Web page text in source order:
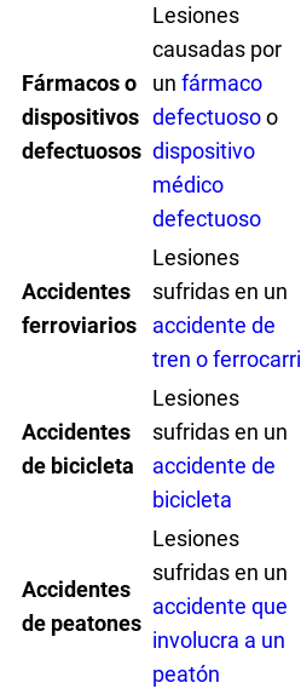
Fármacos o
dispositivos
defectuosos
Lesiones
causadas por
un fármaco
defectuosoo
dispositivo
médico
defectuoso
Accidentes
ferroviarios
Lesiones
sufridas en un
accidente de
tren o ferrocarril
Accidentes
de bicicleta
Lesiones
sufridas en un
accidente de
bicicleta
Accidentes
de peatones
Lesiones
sufridas en un
accidente que
involucra a un
peatón